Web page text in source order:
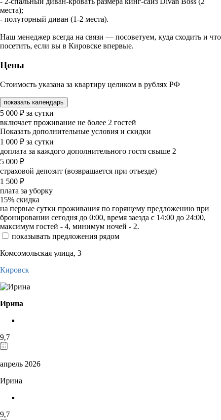
места);
- полуторный диван (1-2 места).
Наш менеджер всегда на связи — посоветуем, куда сходить и что
посетить, если вы в Кировске впервые.
Цены
Стоимость указана за квартиру целиком в рублях РФ
показать календарь
5 000 ₽ за сутки
включает проживание не более 2 гостей
Показать дополнительные условия и скидки
1 000 ₽ за сутки
доплата за каждого дополнительного гостя свыше 2
5 000 ₽
страховой депозит (возвращается при отъезде)
1 500 ₽
плата за уборку
15% скидка
на первые сутки проживания по горящему предложению при
бронировании сегодня до 0:00, время заезда с 14:00 до 24:00,
максимум гостей - 4, минимум ночей - 2.
показывать предложения рядом
Комсомольская улица, 3
Кировск
Ирина
9,7
апрель 2026
Ирина
9,7